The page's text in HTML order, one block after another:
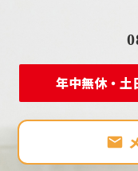
年中無休・